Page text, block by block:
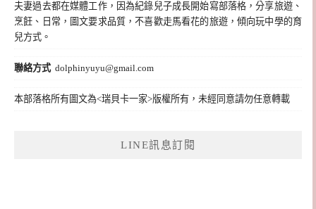
夫妻過去都在媒體工作，因為紀錄兒子成長開始寫部落格，分享旅遊、
烹飪、日常，圖文要求品質，不喜歡走馬看花的旅遊，傾向玩中學的育
兒方式。
聯絡方式 dolphinyuyu@gmail.com
本部落格所有圖文為<瑞貝卡一家>版權所有，未經同意請勿任意轉載
LINE訊息訂閱